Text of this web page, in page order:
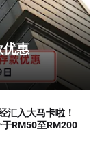
优惠
汇入大马卡啦！
RM50至RM200